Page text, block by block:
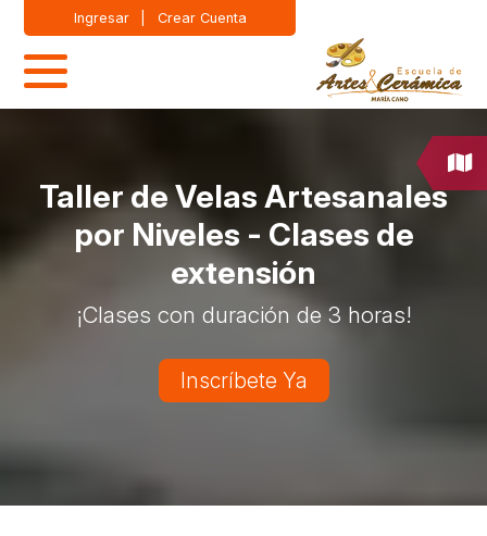
Ingresar Crear Cuenta
Taller de Velas Artesanales
por Niveles - Clases de
extensión
¡Clases con duración de 3 horas!
Inscríbete Ya